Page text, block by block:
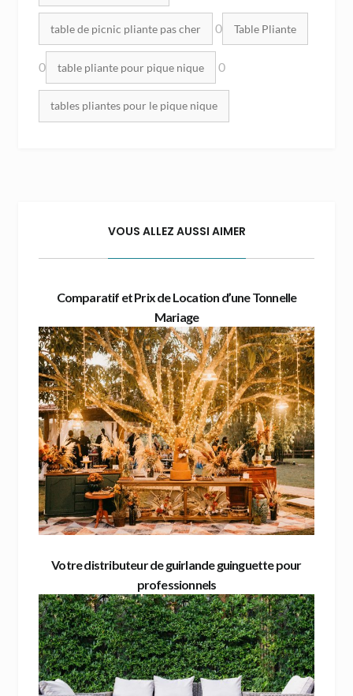
table de picnic pliante pas cher 0 Table Pliante
0 table pliante pour pique nique 0
tables pliantes pour le pique nique
VOUS ALLEZ AUSSI AIMER
Comparatif et Prix de Location d’une Tonnelle
Mariage
Votre distributeur de guirlande guinguette pour
professionnels